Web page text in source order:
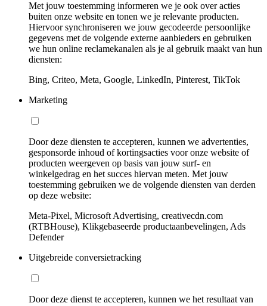
Met jouw toestemming informeren we je ook over acties
buiten onze website en tonen we je relevante producten.
Hiervoor synchroniseren we jouw gecodeerde persoonlijke
gegevens met de volgende externe aanbieders en gebruiken
we hun online reclamekanalen als je al gebruik maakt van hun
diensten:
Bing, Criteo, Meta, Google, LinkedIn, Pinterest, TikTok
Marketing
Door deze diensten te accepteren, kunnen we advertenties,
gesponsorde inhoud of kortingsacties voor onze website of
producten weergeven op basis van jouw surf- en
winkelgedrag en het succes hiervan meten. Met jouw
toestemming gebruiken we de volgende diensten van derden
op deze website:
Meta-Pixel, Microsoft Advertising, creativecdn.com
(RTBHouse), Klikgebaseerde productaanbevelingen, Ads
Defender
Uitgebreide conversietracking
Door deze dienst te accepteren, kunnen we het resultaat van